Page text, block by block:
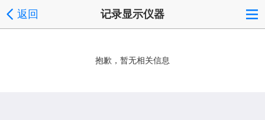
返回 记录显示仪器
抱歉，暂无相关信息